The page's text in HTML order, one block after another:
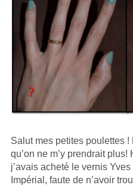
Salut mes petites poulettes !
qu’on ne m’y prendrait
j’avais acheté le vernis
Impérial, faute de n’avoir